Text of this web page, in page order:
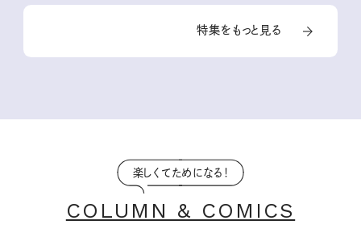
特集をもっと見る
楽しくてためになる！
COLUMN & COMICS